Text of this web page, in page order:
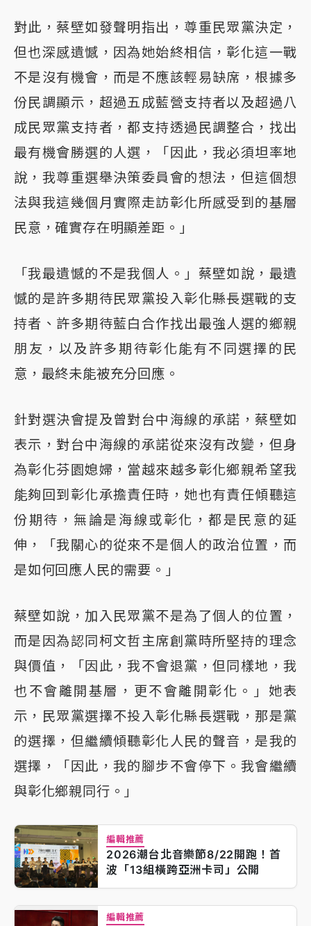
對此，蔡壁如發聲明指出，尊重民眾黨決定，
但也深感遺憾，因為她始終相信，彰化這一戰
不是沒有機會，而是不應該輕易缺席，根據多
份民調顯示，超過五成藍營支持者以及超過八
成民眾黨支持者，都支持透過民調整合，找出
最有機會勝選的人選，「因此，我必須坦率地
說，我尊重選舉決策委員會的想法，但這個想
法與我這幾個月實際走訪彰化所感受到的基層
民意，確實存在明顯差距。」
「我最遺憾的不是我個人。」蔡壁如說，最遺
憾的是許多期待民眾黨投入彰化縣長選戰的支
持者、許多期待藍白合作找出最強人選的鄉親
朋友，以及許多期待彰化能有不同選擇的民
意，最終未能被充分回應。
針對選決會提及曾對台中海線的承諾，蔡壁如
表示，對台中海線的承諾從來沒有改變，但身
為彰化芬園媳婦，當越來越多彰化鄉親希望我
能夠回到彰化承擔責任時，她也有責任傾聽這
份期待，無論是海線或彰化，都是民意的延
伸，「我關心的從來不是個人的政治位置，而
是如何回應人民的需要。」
蔡壁如說，加入民眾黨不是為了個人的位置，
而是因為認同柯文哲主席創黨時所堅持的理念
與價值，「因此，我不會退黨，但同樣地，我
也不會離開基層，更不會離開彰化。」她表
示，民眾黨選擇不投入彰化縣長選戰，那是黨
的選擇，但繼續傾聽彰化人民的聲音，是我的
選擇，「因此，我的腳步不會停下。我會繼續
與彰化鄉親同行。」
編輯推薦
2026潮台北音樂節8/22開跑！首
波「13組橫跨亞洲卡司」公開
編輯推薦